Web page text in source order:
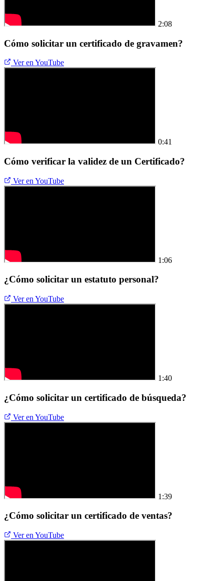
2:08
Cómo solicitar un certificado de gravamen?
Ver en YouTube
0:41
Cómo verificar la validez de un Certificado?
Ver en YouTube
1:06
¿Cómo solicitar un estatuto personal?
Ver en YouTube
1:40
¿Cómo solicitar un certificado de búsqueda?
Ver en YouTube
1:39
¿Cómo solicitar un certificado de ventas?
Ver en YouTube